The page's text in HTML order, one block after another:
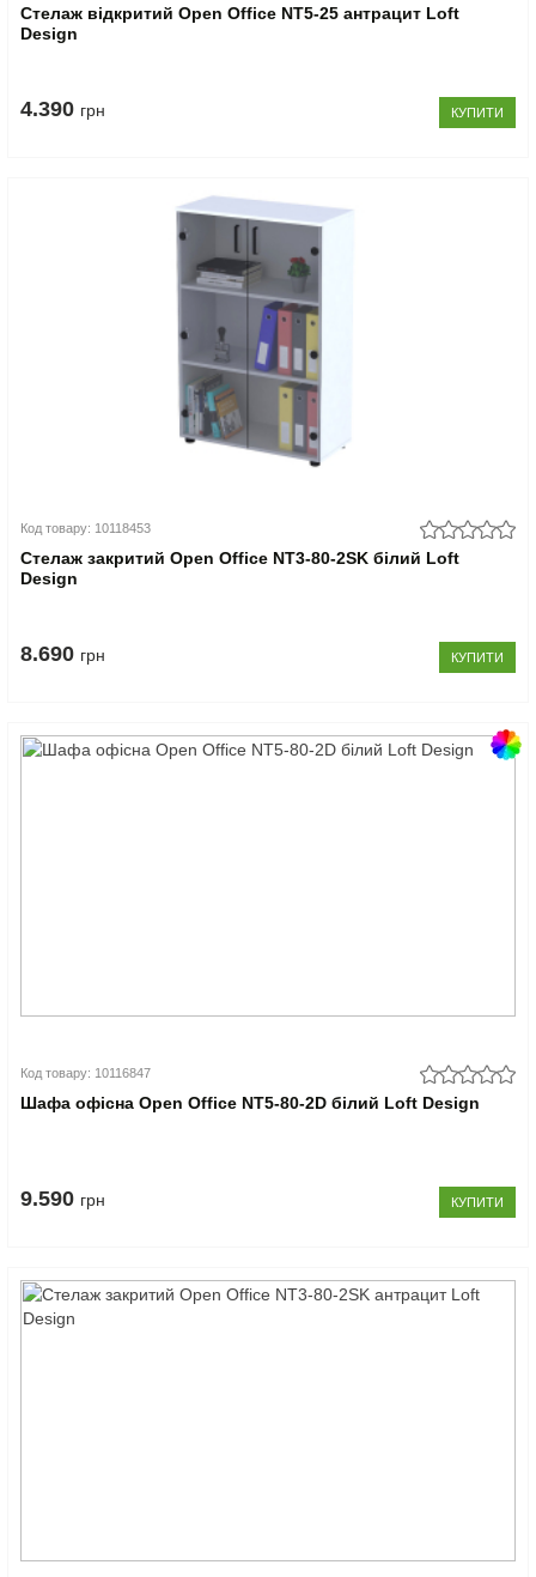
Стелаж відкритий Open Office NT5-25 антрацит Loft
Design
4.390 грн КУПИТИ
Код товару: 10118453
Стелаж закритий Open Office NT3-80-2SK білий Loft
Design
8.690 грн КУПИТИ
Код товару: 10116847
Шафа офісна Open Office NT5-80-2D білий Loft Design
9.590 грн КУПИТИ